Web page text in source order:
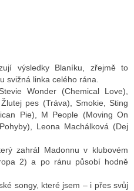
výsledky Blaníku, zřejmě to
svižná linka celého rána.
Wonder (Chemical Love),
pes (Tráva), Smokie, Sting
Pie), M People (Moving On
Leona Machálková (Dej
zahrál Madonnu v klubovém
2) a po ránu působí hodně
songy, které jsem – i přes svůj